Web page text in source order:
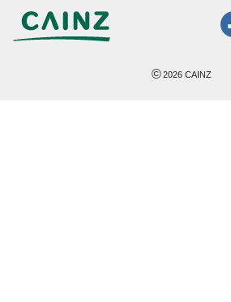
©2026 CAINZ